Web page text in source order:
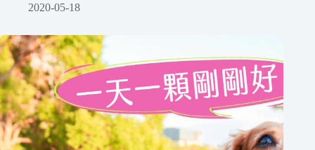
2020-05-18